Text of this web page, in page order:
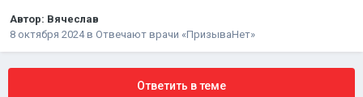
Автор: Вячеслав
8 октября 2024в Отвечают врачи «ПризываНет»
Ответить в теме